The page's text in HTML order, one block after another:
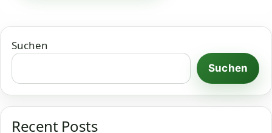
Suchen
Suchen
Recent Posts